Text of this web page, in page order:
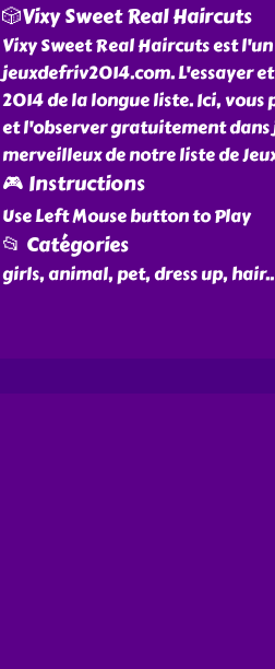
🎲Vixy Sweet Real Haircuts
Vixy Sweet Real Haircuts est
jeuxdefriv2014.com. L'essayer
2014 de la longue liste. Ici, vous
et l'observer gratuitement dans
merveilleux de notre liste de
🎮 Instructions
Use Left Mouse button to Play
📂 Catégories
girls, animal, pet, dress up, hair..